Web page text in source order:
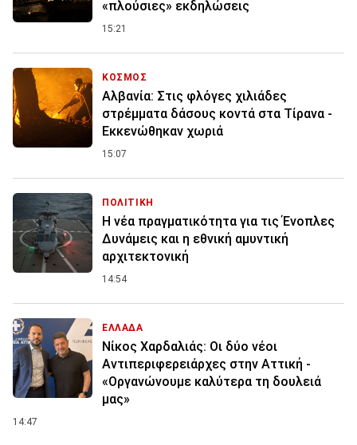
«πλούσιες» εκδηλώσεις
15:21
ΚΟΣΜΟΣ
Αλβανία: Στις φλόγες χιλιάδες
στρέμματα δάσους κοντά στα Τίρανα -
Εκκενώθηκαν χωριά
15:07
ΠΟΛΙΤΙΚΗ
Η νέα πραγματικότητα για τις Ένοπλες
Δυνάμεις και η εθνική αμυντική
αρχιτεκτονική
14:54
ΕΛΛΑΔΑ
Νίκος Χαρδαλιάς: Οι δύο νέοι
Αντιπεριφερειάρχες στην Αττική -
«Οργανώνουμε καλύτερα τη δουλειά
μας»
14:47